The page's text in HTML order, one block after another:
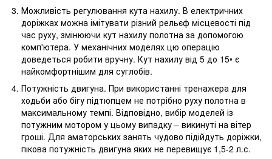
Можливість регулювання кута нахилу. В електричних
доріжках можна імітувати різний рельєф місцевості під
час руху, змінюючи кут нахилу полотна за допомогою
комп'ютера. У механічних моделях цю операцію
доведеться робити вручну. Кут нахилу від 5 до 15◦ є
найкомфортнішим для суглобів.
Потужність двигуна. При використанні тренажера для
ходьби або бігу підтюпцем не потрібно руху полотна в
максимальному темпі. Відповідно, вибір моделей із
потужним мотором у цьому випадку – викинуті на вітер
гроші. Для аматорських занять чудово підійдуть доріжки,
пікова потужність двигуна яких не перевищує 1,5-2 л.с.